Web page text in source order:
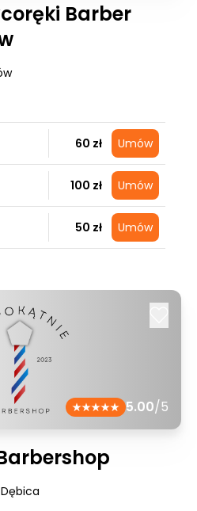
Barber
60 zł Umów
100 zł Umów
50 zł Umów
5.00/5